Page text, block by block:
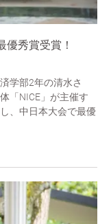
秀賞受賞！
学部2年の清水さ
「NICE」が主催す
、中日本大会で最優